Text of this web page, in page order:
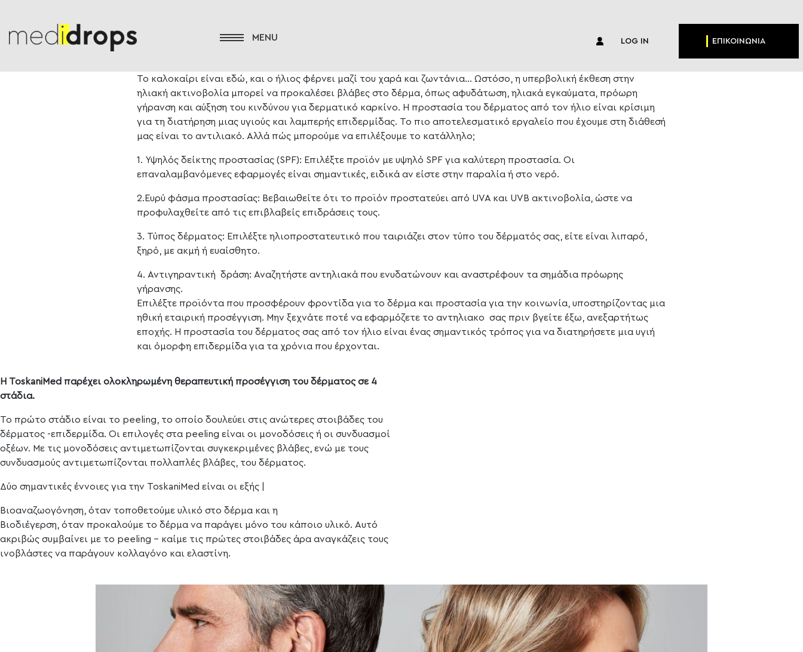
LOG IN ΕΠΙΚΟΙΝΩΝΙΑ
Το καλοκαίρι είναι εδώ, και ο ήλιος φέρνει μαζί του χαρά και ζωντάνια… Ωστόσο, η υπερβολική έκθεση στην
ηλιακή ακτινοβολία μπορεί να προκαλέσει βλάβες στο δέρμα, όπως αφυδάτωση, ηλιακά εγκαύματα, πρόωρη
γήρανση και αύξηση του κινδύνου για δερματικό καρκίνο. Η προστασία του δέρματος από τον ήλιο είναι κρίσιμη
για τη διατήρηση μιας υγιούς και λαμπερής επιδερμίδας. Το πιο αποτελεσματικό εργαλείο που έχουμε στη διάθεσή
μας είναι το αντιλιακό. Αλλά πώς μπορούμε να επιλέξουμε το κατάλληλο;
1. Υψηλός δείκτης προστασίας (SPF): Επιλέξτε προϊόν με υψηλό SPF για καλύτερη προστασία. Οι
επαναλαμβανόμενες εφαρμογές είναι σημαντικές, ειδικά αν είστε στην παραλία ή στο νερό.
2.Ευρύ φάσμα προστασίας: Βεβαιωθείτε ότι το προϊόν προστατεύει από UVA και UVB ακτινοβολία, ώστε να
προφυλαχθείτε από τις επιβλαβείς επιδράσεις τους.
3. Τύπος δέρματος: Επιλέξτε ηλιοπροστατευτικό που ταιριάζει στον τύπο του δέρματός σας, είτε είναι λιπαρό,
ξηρό, με ακμή ή ευαίσθητο.
4. Αντιγηραντική δράση: Αναζητήστε αντηλιακά που ενυδατώνουν και αναστρέφουν τα σημάδια πρόωρης
γήρανσης.
Επιλέξτε προϊόντα που προσφέρουν φροντίδα για το δέρμα και προστασία για την κοινωνία, υποστηρίζοντας μια
ηθική εταιρική προσέγγιση. Μην ξεχνάτε ποτέ να εφαρμόζετε το αντηλιακο σας πριν βγείτε έξω, ανεξαρτήτως
εποχής. Η προστασία του δέρματος σας από τον ήλιο είναι ένας σημαντικός τρόπος για να διατηρήσετε μια υγιή
και όμορφη επιδερμίδα για τα χρόνια που έρχονται.
Η ToskaniMed παρέχει ολοκληρωμένη θεραπευτική προσέγγιση του δέρματος σε 4
στάδια.
Το πρώτο στάδιο είναι το peeling, το οποίο δουλεύει στις ανώτερες στοιβάδες του
δέρματος -επιδερμίδα. Οι επιλογές στα peeling είναι οι μονοδόσεις ή οι συνδυασμοί
οξέων. Με τις μονοδόσεις αντιμετωπίζονται συγκεκριμένες βλάβες, ενώ με τους
συνδυασμούς αντιμετωπίζονται πολλαπλές βλάβες, του δέρματος.
Δύο σημαντικές έννοιες για την ToskaniMed είναι οι εξής |
Βιοαναζωογόνηση, όταν τοποθετούμε υλικό στο δέρμα και η
Βιοδιέγερση, όταν προκαλούμε το δέρμα να παράγει μόνο του κάποιο υλικό. Αυτό
ακριβώς συμβαίνει με το peeling – καίμε τις πρώτες στοιβάδες άρα αναγκάζεις τους
ινοβλάστες να παράγουν κολλαγόνο και ελαστίνη.